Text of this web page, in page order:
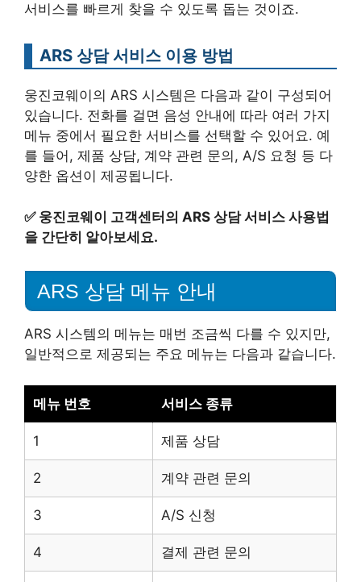
서비스를 빠르게 찾을 수 있도록 돕는 것이죠.
ARS 상담 서비스 이용 방법
웅진코웨이의 ARS 시스템은 다음과 같이 구성되어
있습니다. 전화를 걸면 음성 안내에 따라 여러 가지
메뉴 중에서 필요한 서비스를 선택할 수 있어요. 예
를 들어, 제품 상담, 계약 관련 문의, A/S 요청 등 다
양한 옵션이 제공됩니다.
✅ 웅진코웨이 고객센터의 ARS 상담 서비스 사용법
을 간단히 알아보세요.
ARS 상담 메뉴 안내
ARS 시스템의 메뉴는 매번 조금씩 다를 수 있지만,
일반적으로 제공되는 주요 메뉴는 다음과 같습니다.
메뉴 번호 서비스 종류
1 제품 상담
2 계약 관련 문의
3 A/S 신청
4 결제 관련 문의